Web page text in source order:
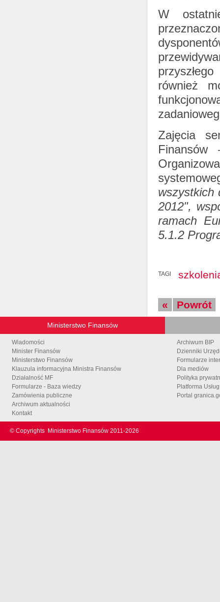
W
również
Zajęcia
Finansów
wszystkich
2012",
ramach
5.1.2
TAGI
« Powrót
Ministerstwo Finansów
Wiadomości
Minister Finansów
Ministerstwo Finansów
Klauzula informacyjna Ministra Finansów
Działalność MF
Formularze - Baza wiedzy
Zamówienia publiczne
Archiwum aktualności
Kontakt
Archiwum BIP
Dzienniki
Formularze
Dla mediów
Polityka
Platforma
Portal
© Copyrights Ministerstwo Finansów 2011-2026